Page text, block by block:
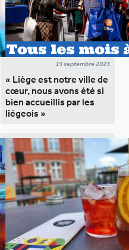
19 septembre 2023
« Liège est notre ville de
cœur, nous avons été si
bien accueillis par les
liégeois »